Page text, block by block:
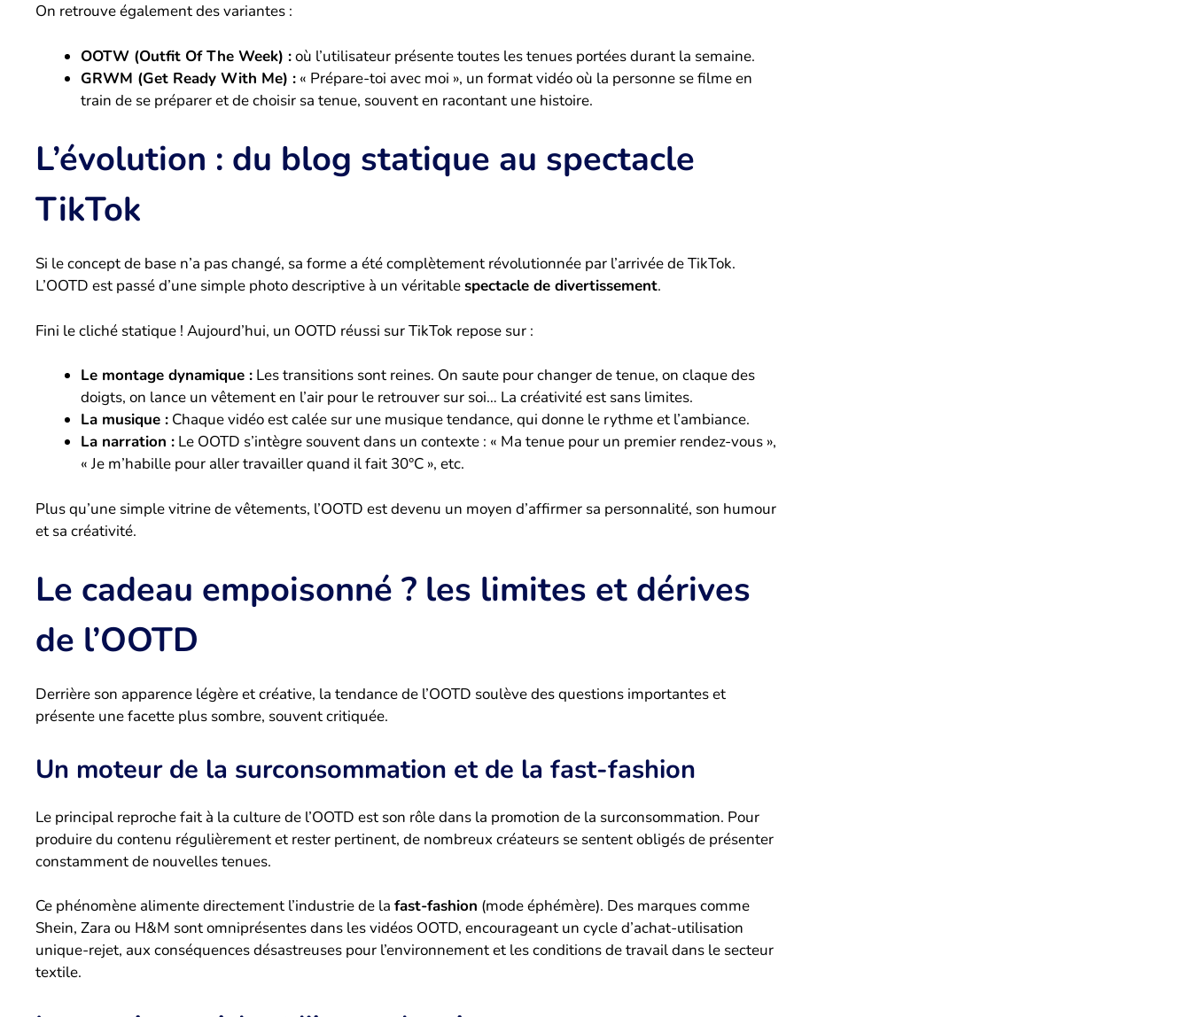
On retrouve également des variantes :
OOTW (Outfit Of The Week) :où l’utilisateur présente toutes les tenues portées durant la semaine.
GRWM (Get Ready With Me) : « Prépare-toi avec moi », un format vidéo où la personne se filme en
train de se préparer et de choisir sa tenue, souvent en racontant une histoire.
L’évolution : du blog statique au spectacle
TikTok
Si le concept de base n’a pas changé, sa forme a été complètement révolutionnée par l’arrivée de TikTok.
L’OOTD est passé d’une simple photo descriptive à un véritablespectacle de divertissement.
Fini le cliché statique ! Aujourd’hui, un OOTD réussi sur TikTok repose sur :
Le montage dynamique : Les transitions sont reines. On saute pour changer de tenue, on claque des
doigts, on lance un vêtement en l’air pour le retrouver sur soi… La créativité est sans limites.
La musique : Chaque vidéo est calée sur une musique tendance, qui donne le rythme et l’ambiance.
La narration : Le OOTD s’intègre souvent dans un contexte : « Ma tenue pour un premier rendez-vous »,
« Je m’habille pour aller travailler quand il fait 30°C », etc.
Plus qu’une simple vitrine de vêtements, l’OOTD est devenu un moyen d’affirmer sa personnalité, son humour
et sa créativité.
Le cadeau empoisonné ? les limites et dérives
de l’OOTD
Derrière son apparence légère et créative, la tendance de l’OOTD soulève des questions importantes et
présente une facette plus sombre, souvent critiquée.
Un moteur de la surconsommation et de la fast-fashion
Le principal reproche fait à la culture de l’OOTD est son rôle dans la promotion de la surconsommation. Pour
produire du contenu régulièrement et rester pertinent, de nombreux créateurs se sentent obligés de présenter
constamment de nouvelles tenues.
Ce phénomène alimente directement l’industrie de la fast-fashion (mode éphémère). Des marques comme
Shein, Zara ou H&M sont omniprésentes dans les vidéos OOTD, encourageant un cycle d’achat-utilisation
unique-rejet, aux conséquences désastreuses pour l’environnement et les conditions de travail dans le secteur
textile.